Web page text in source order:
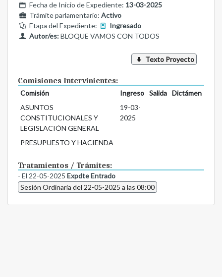
Fecha de Inicio de Expediente: 13-03-2025
Trámite parlamentario: Activo
Etapa del Expediente:
Ingresado
Autor/es:BLOQUE VAMOS CON TODOS
Texto Proyecto
Comisiones Intervinientes:
Comisión Ingreso Salida
Dictámen
ASUNTOS
CONSTITUCIONALES Y
LEGISLACIÓN GENERAL
19-03-
2025
PRESUPUESTO Y HACIENDA
Tratamientos / Trámites:
- El 22-05-2025 Expdte Entrado
Sesión Ordinaria del 22-05-2025 a las 08:00